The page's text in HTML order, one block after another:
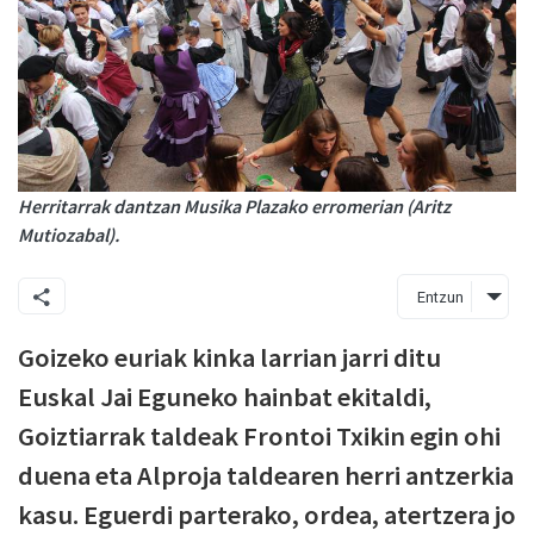
Herritarrak dantzan Musika Plazako erromerian (Aritz
Mutiozabal).
Entzun
Goizeko euriak kinka larrian jarri ditu
Euskal Jai Eguneko hainbat ekitaldi,
Goiztiarrak taldeak Frontoi Txikin egin ohi
duena eta Alproja taldearen herri antzerkia
kasu. Eguerdi parterako, ordea, atertzera jo